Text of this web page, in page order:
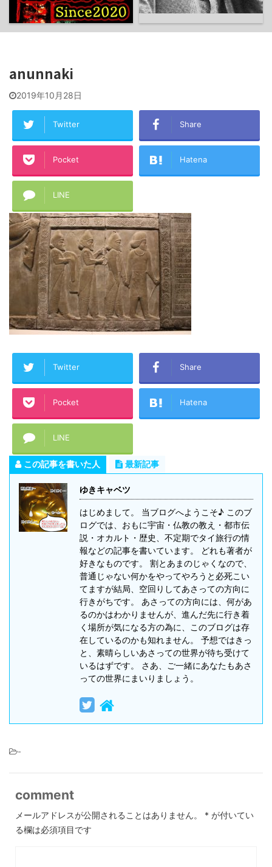
anunnaki
2019年10月28日
Twitter Share
Pocket Hatena
LINE
Twitter Share
Pocket Hatena
LINE
この記事を書いた人 最新記事
ゆきキャベツ
はじめまして。 当ブログへようこそ♪ このブ
ログでは、おもに宇宙・仏教の教え・都市伝
説・オカルト・歴史、不定期でタイ旅行の情
報などの記事を書いています。 どれも著者が
好きなものです。 割とあまのじゃくなので、
普通じゃない何かをやってやろうと必死こい
てますが結局、空回りしてあさっての方向に
行きがちです。 あさっての方向には、何があ
るのかはわかりませんが、進んだ先に行き着
く場所が気になる方の為に、このブログは存
在しているのかも知れません。 予想ではきっ
と、素晴らしいあさっての世界が待ち受けて
いるはずです。 さあ、ご一緒にあなたもあさ
っての世界にまいりましょう。
-
comment
メールアドレスが公開されることはありません。 * が付いてい
る欄は必須項目です